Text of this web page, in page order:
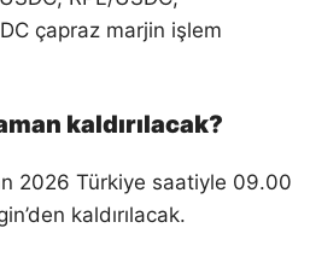
çapraz marjin işlem
kaldırılacak?
2026 Türkiye saatiyle 09.00
kaldırılacak.